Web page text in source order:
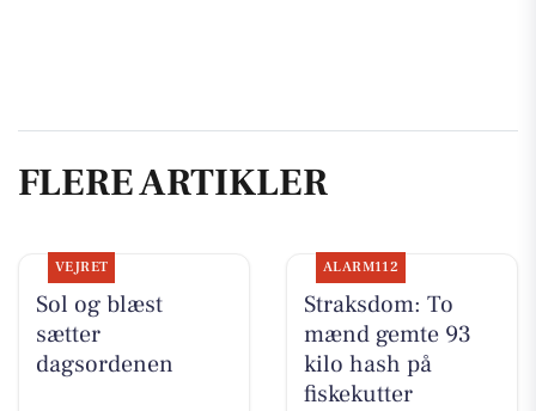
FLERE ARTIKLER
VEJRET
Sol og blæst
sætter
dagsordenen
ALARM112
Straksdom: To
mænd gemte 93
kilo hash på
fiskekutter